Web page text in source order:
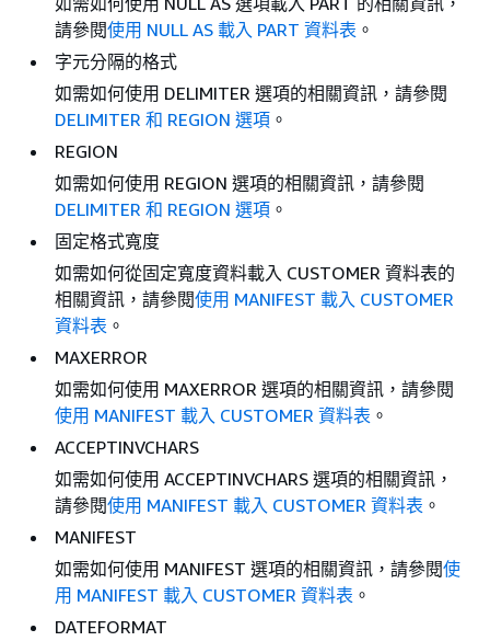
請參閱使用 NULL AS 載入 PART 資料表 。
字元分隔的格式
如需如何使用 DELIMITER 選項的相關資訊，請參閱
DELIMITER 和 REGION 選項 。
REGION
如需如何使用 REGION 選項的相關資訊，請參閱
DELIMITER 和 REGION 選項 。
固定格式寬度
如需如何從固定寬度資料載入 CUSTOMER 資料表的
相關資訊，請參閱使用 MANIFEST 載入 CUSTOMER
資料表 。
MAXERROR
如需如何使用 MAXERROR 選項的相關資訊，請參閱
使用 MANIFEST 載入 CUSTOMER 資料表 。
ACCEPTINVCHARS
如需如何使用 ACCEPTINVCHARS 選項的相關資訊，
請參閱使用 MANIFEST 載入 CUSTOMER 資料表 。
MANIFEST
如需如何使用 MANIFEST 選項的相關資訊，請參閱使
用 MANIFEST 載入 CUSTOMER 資料表 。
DATEFORMAT